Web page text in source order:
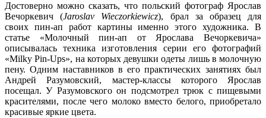
Достоверно можно сказать, что польский фотограф Ярослав
Вечоркевич (Jaroslav Wieczorkiewicz), брал за образец для
своих пин-ап работ картины именно этого художника. В
статье «Молочный пин-ап от Ярослава Вечоркевича»
описывалась техника изготовления серии его фотографий
«Milky Pin-Ups», на которых девушки одеты лишь в молочную
пену. Одним наставников в его практических занятиях был
Андрей Разумовский, мастер-классы которого Ярослав
посещал. У Разумовского он подсмотрел трюк с пищевыми
красителями, после чего молоко вместо белого, приобретало
красивые яркие цвета.